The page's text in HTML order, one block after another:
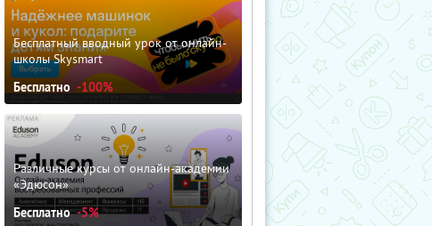
Бесплатный вводный урок от онлайн-
школы Skysmart
Бесплатно -100%
Различные курсы от онлайн-академии
«Эдюсон»
Бесплатно -5%